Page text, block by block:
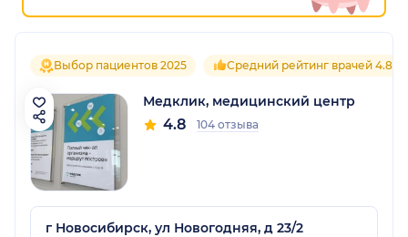
Выбор пациентов 2025 Средний рейтинг врачей 4.8
Медклик, медицинский центр
4.8 104 отзыва
г Новосибирск, ул Новогодняя, д 23/2